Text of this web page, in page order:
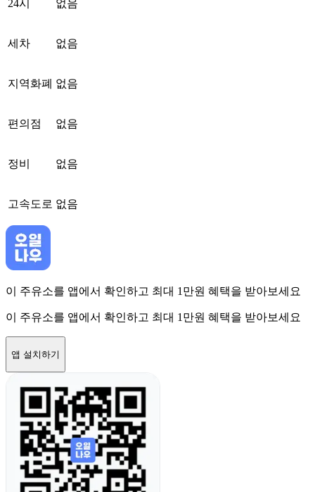
24시 없음
세차 없음
지역화폐 없음
편의점 없음
정비 없음
고속도로 없음
이 주유소를 앱에서 확인하고 최대 1만원 혜택을 받아보세요
이 주유소를 앱에서 확인하고 최대 1만원 혜택을 받아보세요
앱 설치하기